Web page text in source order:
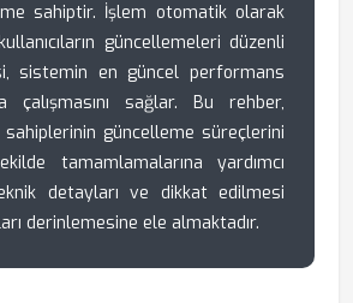
sahiptir. İşlem otomatik olarak
güncellemeleri düzenli
sistemin en güncel performans
çalışmasını sağlar. Bu rehber,
güncelleme süreçlerini
tamamlamalarına yardımcı
detayları ve dikkat edilmesi
derinlemesine ele almaktadır.